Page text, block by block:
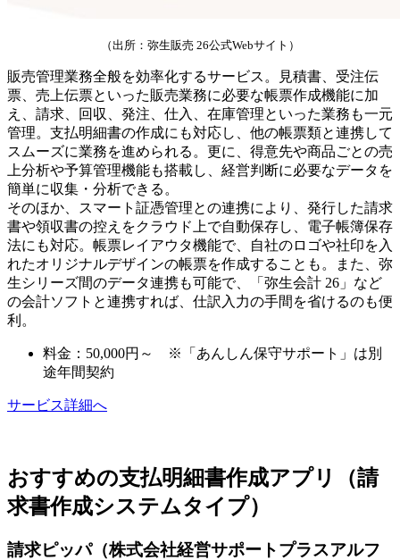
（出所：弥生販売 26公式Webサイト）
販売管理業務全般を効率化するサービス。見積書、受注伝
票、売上伝票といった販売業務に必要な帳票作成機能に加
え、請求、回収、発注、仕入、在庫管理といった業務も一元
管理。支払明細書の作成にも対応し、他の帳票類と連携して
スムーズに業務を進められる。更に、得意先や商品ごとの売
上分析や予算管理機能も搭載し、経営判断に必要なデータを
簡単に収集・分析できる。
そのほか、スマート証憑管理との連携により、発行した請求
書や領収書の控えをクラウド上で自動保存し、電子帳簿保存
法にも対応。帳票レイアウタ機能で、自社のロゴや社印を入
れたオリジナルデザインの帳票を作成することも。また、弥
生シリーズ間のデータ連携も可能で、「弥生会計 26」など
の会計ソフトと連携すれば、仕訳入力の手間を省けるのも便
利。
料金：50,000円～ ※「あんしん保守サポート」は別
途年間契約
サービス詳細へ
おすすめの支払明細書作成アプリ（請
求書作成システムタイプ）
請求ピッパ（株式会社経営サポートプラスアルフ